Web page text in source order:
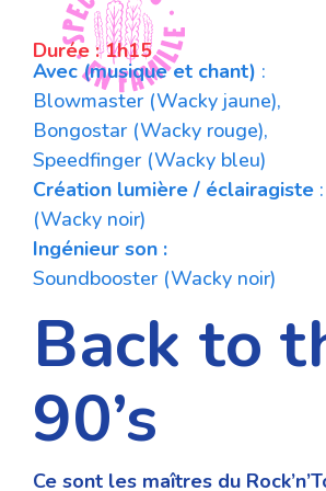
Durée : 1h15
Avec (musique et chant) :
Blowmaster (Wacky jaune),
Bongostar (Wacky rouge),
Speedfinger (Wacky bleu)
Création lumière / éclairagiste
(Wacky noir)
Ingénieur son :
Soundbooster (Wacky noir)
Back to
90’s
Ce sont les maîtres du